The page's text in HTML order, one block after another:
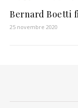
Bernard Boetti
25 novembre 2020